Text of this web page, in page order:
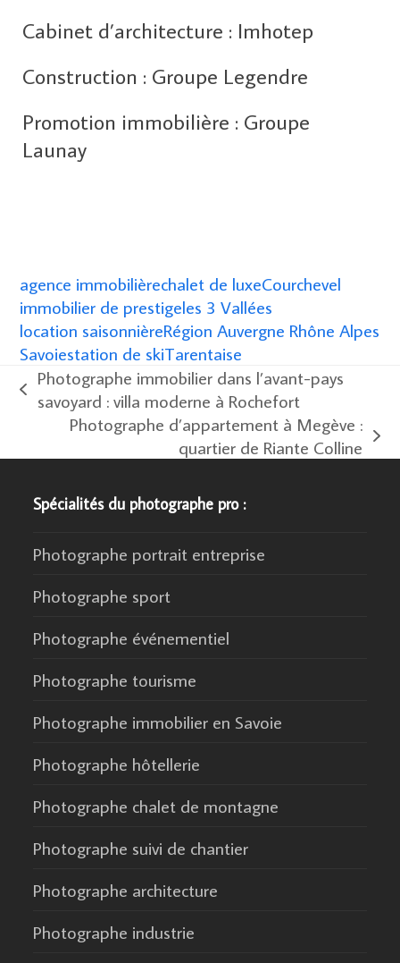
Cabinet d’architecture : Imhotep
Construction : Groupe Legendre
Promotion immobilière : Groupe
Launay
agence immobilièrechalet de luxeCourchevel
immobilier de prestigeles 3 Vallées
location saisonnièreRégion Auvergne Rhône Alpes
Savoiestation de skiTarentaise
previous
Photographe immobilier dans l’avant-pays
savoyard : villa moderne à Rochefort
Photographe d’appartement à Megève :
quartier de Riante Colline
Spécialités du photographe pro :
Photographe portrait entreprise
Photographe sport
Photographe événementiel
Photographe tourisme
Photographe immobilier en Savoie
Photographe hôtellerie
Photographe chalet de montagne
Photographe suivi de chantier
Photographe architecture
Photographe industrie